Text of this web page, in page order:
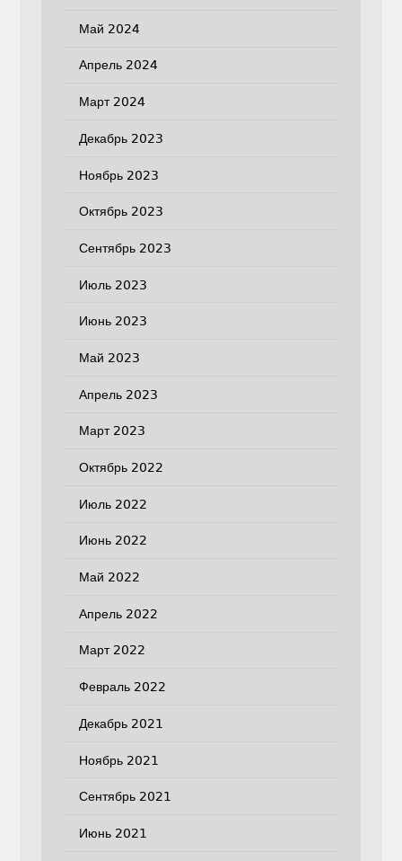
Май 2024
Апрель 2024
Март 2024
Декабрь 2023
Ноябрь 2023
Октябрь 2023
Сентябрь 2023
Июль 2023
Июнь 2023
Май 2023
Апрель 2023
Март 2023
Октябрь 2022
Июль 2022
Июнь 2022
Май 2022
Апрель 2022
Март 2022
Февраль 2022
Декабрь 2021
Ноябрь 2021
Сентябрь 2021
Июнь 2021